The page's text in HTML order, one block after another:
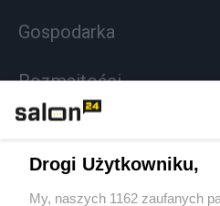
Gospodarka
Rozmaitości
Sport
Drogi Użytkowniku,
My, naszych 1162 zaufanych